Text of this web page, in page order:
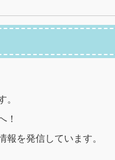
。
！
報を発信しています。